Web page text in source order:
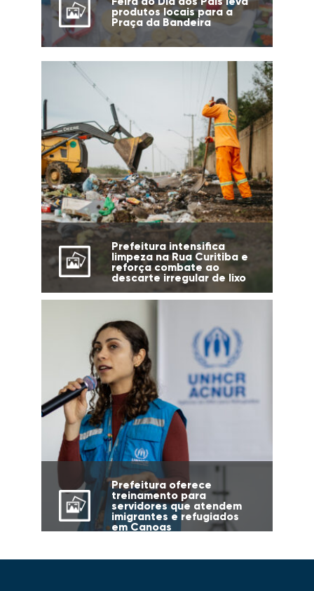
produtos locais para a
Praça da Bandeira
Prefeitura intensifica
limpeza na Rua Curitiba e
reforça combate ao
descarte irregular de lixo
Prefeitura oferece
treinamento para
servidores que atendem
imigrantes e refugiados
em Canoas